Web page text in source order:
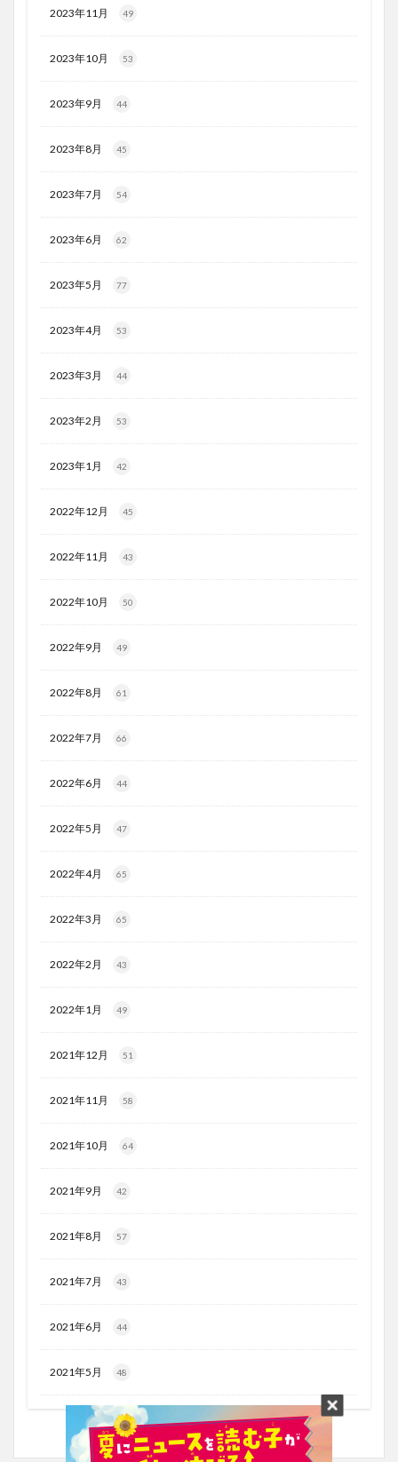
2023年11月 49
2023年10月 53
2023年9月 44
2023年8月 45
2023年7月 54
2023年6月 62
2023年5月 77
2023年4月 53
2023年3月 44
2023年2月 53
2023年1月 42
2022年12月 45
2022年11月 43
2022年10月 50
2022年9月 49
2022年8月 61
2022年7月 66
2022年6月 44
2022年5月 47
2022年4月 65
2022年3月 65
2022年2月 43
2022年1月 49
2021年12月 51
2021年11月 58
2021年10月 64
2021年9月 42
2021年8月 57
2021年7月 43
2021年6月 44
2021年5月 48